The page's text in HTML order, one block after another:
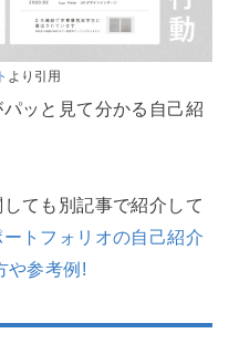
より引用
パッと見て分かる自己紹
ても別記事で紹介して
ートフォリオの自己紹介
や参考例!